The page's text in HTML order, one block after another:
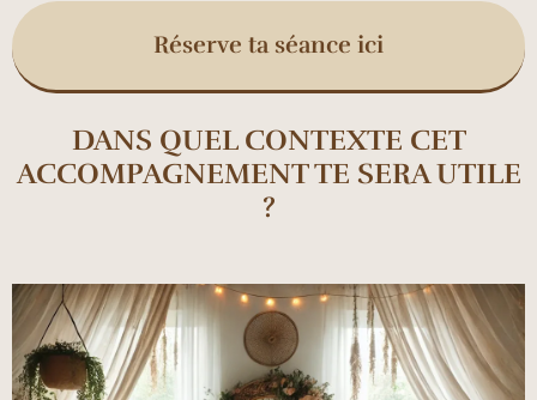
Réserve ta séance ici
DANS QUEL CONTEXTE CET
ACCOMPAGNEMENT TE SERA UTILE
?